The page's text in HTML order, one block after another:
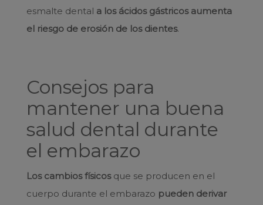
esmalte dental a los ácidos gástricos aumenta
el riesgo de erosión de los dientes.
Consejos para
mantener una buena
salud dental durante
el embarazo
Los cambios físicosque se producen en el
cuerpo durante el embarazo pueden derivar